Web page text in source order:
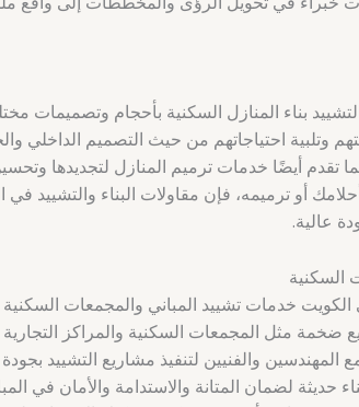
بناء المنازل السكنية بأحجام وتصميمات
وتلبية احتياجاتهم من حيث التصميم الداخلي
تقدم أيضًا خدمات ترميم المنازل لتجديدها
أو ترميمه، فإن مقاولات البناء والتشييد في
عالية.
السكنية
الكويت خدمات تشييد المباني والمجمعات
مثل المجمعات السكنية والمراكز التجارية
والفنيين لتنفيذ مشاريع التشييد بجودة
حديثة لضمان المتانة والاستدامة والأمان في